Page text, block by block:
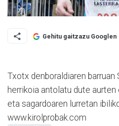
Gehitu gaitzazu Googlen
Txotx denboraldiaren
herrikoia antolatu dute aurten
eta sagardoaren lurretan
www.kirolprobak.com